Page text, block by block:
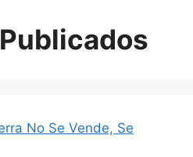
No Se Vende, Se